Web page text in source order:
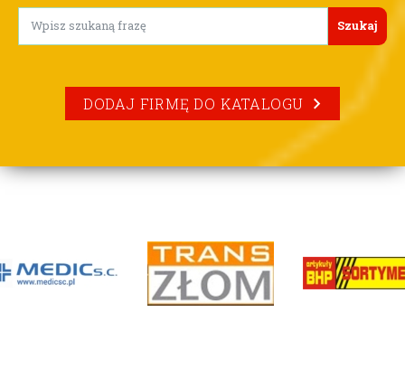
Lorem ipsum
DODAJ FIRMĘ DO KATALOGU
lorem ipsum